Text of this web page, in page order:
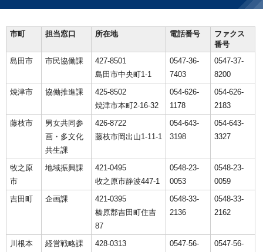
市町 担当窓口 所在地 電話番号
ファクス
番号
島田市
市民協働課
427-8501
島田市中央町1-1
0547-36-
7403
0547-37-
8200
焼津市
協働推進課
425-8502
焼津市本町2-16-32
054-626-
1178
054-626-
2183
藤枝市
男女共同参
画・多文化
共生課
426-8722
藤枝市岡出山1-11-1
054-643-
3198
054-643-
3327
牧之原
市
地域振興課
421-0495
牧之原市静波447-1
0548-23-
0053
0548-23-
0059
吉田町
企画課
421-0395
榛原郡吉田町住吉
87
0548-33-
2136
0548-33-
2162
川根本
経営戦略課
428-0313
0547-56-
0547-56-